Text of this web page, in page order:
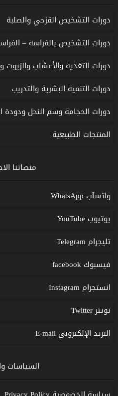
دورات التشخيص القزحي والصلبة
دورات التشخيص بالفراسة –
دورات التغذية والأعشاب والزيوت
دورات التنمية البشرية والتدريب
دورات الحجامة وسم النحل ودودة
المنتجات الطبيعية
منصاتنا
واتسآب WhatsApp
يوتيوب YouTube
تليجرام Telegram
فيسبوك facebook
انستجرام Instagram
تويتر Twitter
البريد الإلكتروني E-mail
السياسات